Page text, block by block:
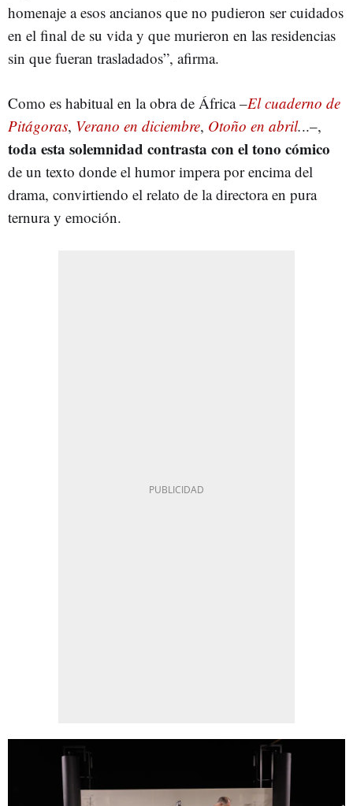
homenaje a esos ancianos que no pudieron ser cuidados
en el final de su vida y que murieron en las residencias
sin que fueran trasladados”, afirma.
Como es habitual en la obra de África –El cuaderno de
Pitágoras, Verano en diciembre, Otoño en abril...–,
toda esta solemnidad contrasta con el tono cómico
de un texto donde el humor impera por encima del
drama, convirtiendo el relato de la directora en pura
ternura y emoción.